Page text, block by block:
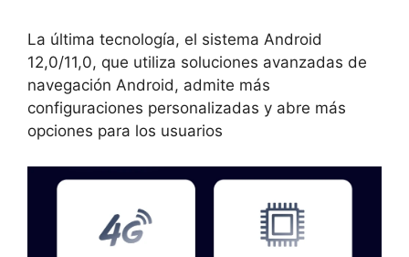
La última tecnología, el sistema Android
12,0/11,0, que utiliza soluciones avanzadas de
navegación Android, admite más
configuraciones personalizadas y abre más
opciones para los usuarios